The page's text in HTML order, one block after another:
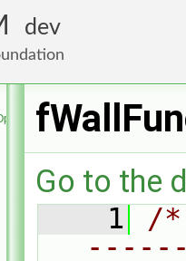
dev
Foundation
Go to the
    1
/